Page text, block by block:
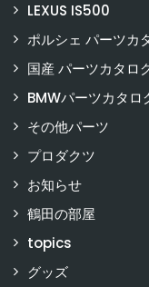
LEXUS IS500
ポルシェ パーツカ
国産 パーツカタロ
BMWパーツカタロ
その他パーツ
プロダクツ
お知らせ
鶴田の部屋
topics
グッズ